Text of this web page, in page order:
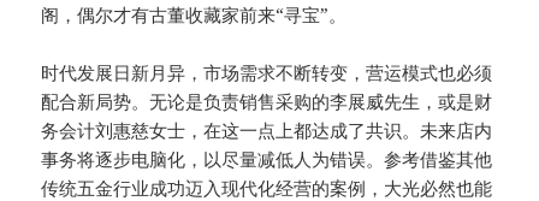
阁，偶尔才有古董收藏家前来“寻宝”。
时代发展日新月异，市场需求不断转变，营运模式也必须
配合新局势。无论是负责销售采购的李展威先生，或是财
务会计刘惠慈女士，在这一点上都达成了共识。未来店内
事务将逐步电脑化，以尽量减低人为错误。参考借鉴其他
传统五金行业成功迈入现代化经营的案例，大光必然也能